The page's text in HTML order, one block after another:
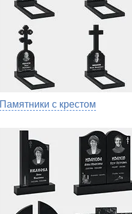
Памятники с крестом